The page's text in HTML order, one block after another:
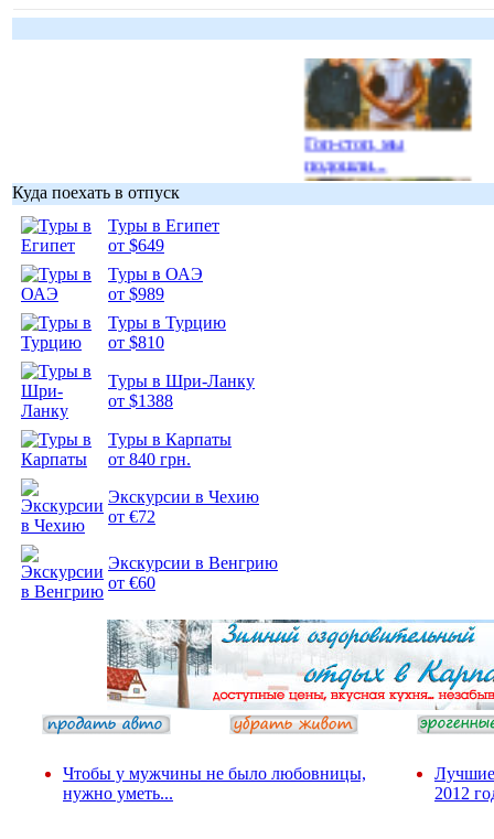
Гоп-стоп, мы
подошли...
Куда поехать в отпуск
Туры в Египет
от $649
Туры в ОАЭ
от $989
Туры в Турцию
от $810
Туры в Шри-Ланку
от $1388
Туры в Карпаты
от 840 грн.
Экскурсии в Чехию
от €72
Экскурсии в Венгрию
от €60
Чтобы у мужчины не было любовницы,
нужно уметь...
Лучшие
2012